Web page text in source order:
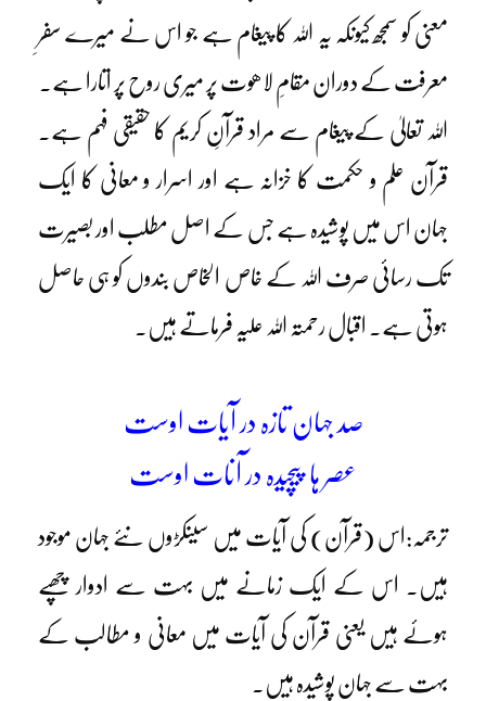
معنی کو سمجھ کیونکہ یہ اللہ کا پیغام ہے جو اس نے میرے سفرِ
معرفت کے دوران مقامِ لاھوت پر میری روح پر اتارا ہے۔
اللہ تعالیٰ کے پیغام سے مراد قرآنِ کریم کا حقیقی فہم ہے۔
قرآن علم و حکمت کا خزانہ ہے اور اسرار و معانی کا ایک
جہان اس میں پوشیدہ ہے جس کے اصل مطلب اور بصیرت
تک رسائی صرف اللہ کے خاص الخاص بندوں کو ہی حاصل
ہوتی ہے۔ اقبال رحمتہ اللہ علیہ فرماتے ہیں۔
صد جہان تازہ در آیات اوست
عصر ہا پیچیدہ در آنات اوست
ترجمہ:اس (قرآن) کی آیات میں سینکڑوں نئے جہان موجود
ہیں۔ اس کے ایک زمانے میں بہت سے ادوار چھپے
ہوئے ہیں یعنی قرآن کی آیات میں معانی و مطالب کے
بہت سے جہان پوشیدہ ہیں۔